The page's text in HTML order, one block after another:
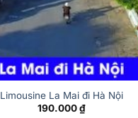
Limousine La Mai đi Hà Nội
190.000₫